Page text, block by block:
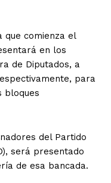
que comienza el
en los
de Diputados, a
para
bloques
del Partido
será presentado
de esa bancada.